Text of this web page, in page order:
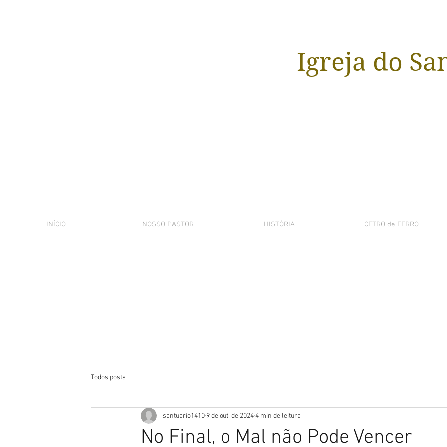
Igreja do
INÍCIO NOSSO PASTOR HISTÓRIA CETRO de FERRO
Todos posts
No Final, o Mal não Pode Vencer
santuario1410 9 de out. de 20244 min de leitura